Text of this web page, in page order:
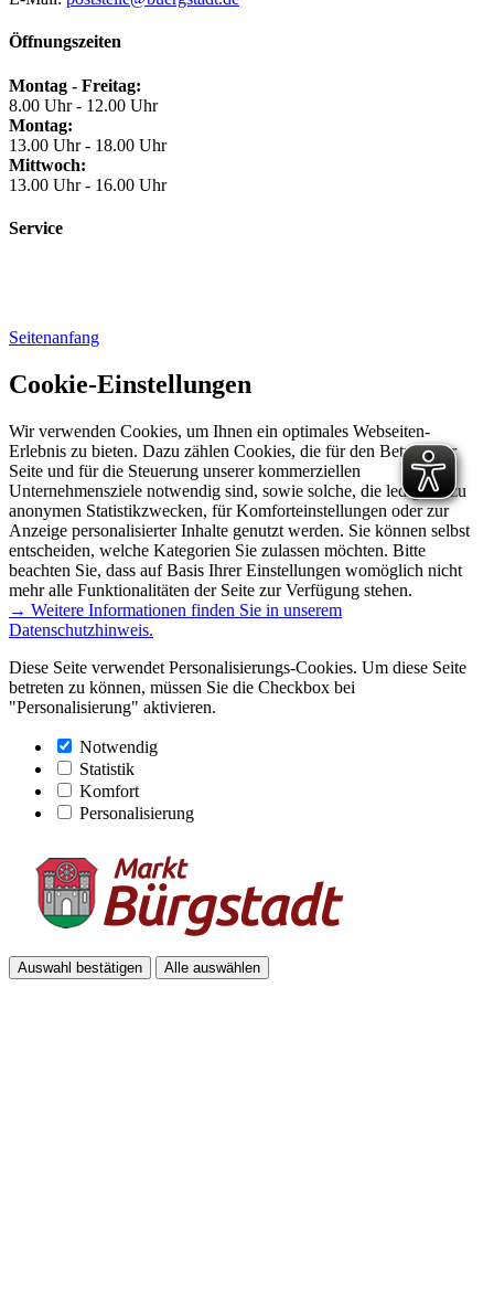
Öffnungszeiten
Montag - Freitag:
8.00 Uhr - 12.00 Uhr
Montag:
13.00 Uhr - 18.00 Uhr
Mittwoch:
13.00 Uhr - 16.00 Uhr
Service
Seitenanfang
Cookie-Einstellungen
Wir verwenden Cookies, um Ihnen ein optimales Webseiten-
Erlebnis zu bieten. Dazu zählen Cookies, die für den Betrieb der
Seite und für die Steuerung unserer kommerziellen
Unternehmensziele notwendig sind, sowie solche, die lediglich zu
anonymen Statistikzwecken, für Komforteinstellungen oder zur
Anzeige personalisierter Inhalte genutzt werden. Sie können selbst
entscheiden, welche Kategorien Sie zulassen möchten. Bitte
beachten Sie, dass auf Basis Ihrer Einstellungen womöglich nicht
mehr alle Funktionalitäten der Seite zur Verfügung stehen.
→ Weitere Informationen finden Sie in unserem
Datenschutzhinweis.
Diese Seite verwendet Personalisierungs-Cookies. Um diese Seite
betreten zu können, müssen Sie die Checkbox bei
"Personalisierung" aktivieren.
Notwendig
Statistik
Komfort
Personalisierung
Auswahl bestätigen Alle auswählen